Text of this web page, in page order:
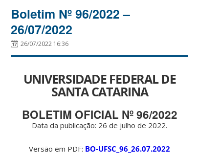
Boletim Nº 96/2022 –
26/07/2022
26/07/2022 16:36
UNIVERSIDADE FEDERAL DE
SANTA CATARINA
BOLETIM OFICIAL Nº 96/2022
Data da publicação: 26 de julho de 2022.
Versão em PDF: BO-UFSC_96_26.07.2022